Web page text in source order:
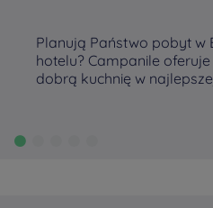
Planują Państwo pobyt w
hotelu? Campanile
dobrą kuchnię w